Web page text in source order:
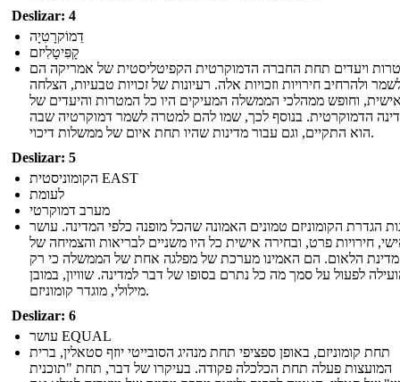
Deslizar: 4
דֵמוֹקרָטִיָה
קָפִּיטָלִיזם
ויעדים תחת החברה הדמוקרטית הקפיטליסטית של אמריקה הם
ולהרחיב חירויות וזכויות אלה. רעיונות של זכויות טבעיות, הצלחה
וחופש ממהלכי הממשלה המעיקים היו כל המטרות והיעדים של
הדמוקרטית. בנוסף לכך, שמו להם למטרה לשמר דמוקרטיה שבה
הוא התקיים, וגם עבור מדינות שהיו תחת איום של ממשלות דיכוי.
Deslizar: 5
הקומוניסטית EAST
לעומת
מערב דמוקרטי
הגדרת הקומוניזם טמונים האמונה שהכל מופנה כלפי המדינה. עושר
חירויות פרט, ובחירה אישית כל היו משניים לבריאות והצמיחה של
מדינת הלאום. הם האמינו מערכת של מפלגה אחת של הממשלה כי רק
לפעול על סמך מה כל נתרם בסופו של דבר למדינה. שוויון, במובן
מילולי, מוגדר קומוניזם.
Deslizar: 6
עושר EQUAL
תחת קומוניזם, באופן ספציפי תחת מנהיג הסובייטי יוזף סטאלין, ברית
המועצות פעלה תחת הכלכלה פקודה. בעיקרו של דבר, תחת "תוכנית